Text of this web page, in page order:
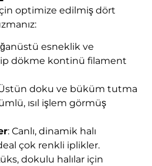
optimize edilmiş dört
esneklik ve
dökme kontinü filament
doku ve büküm tutma
ısıl işlem görmüş
: Canlı, dinamik halı
çok renkli iplikler.
dokulu halılar için